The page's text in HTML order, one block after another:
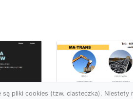
pliki cookies (tzw. ciasteczka). Niestety